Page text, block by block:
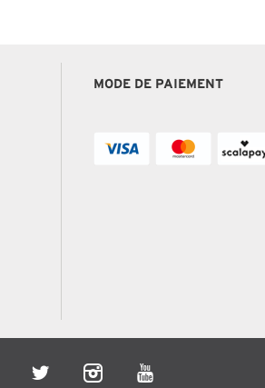
MODE DE PAIEMENT